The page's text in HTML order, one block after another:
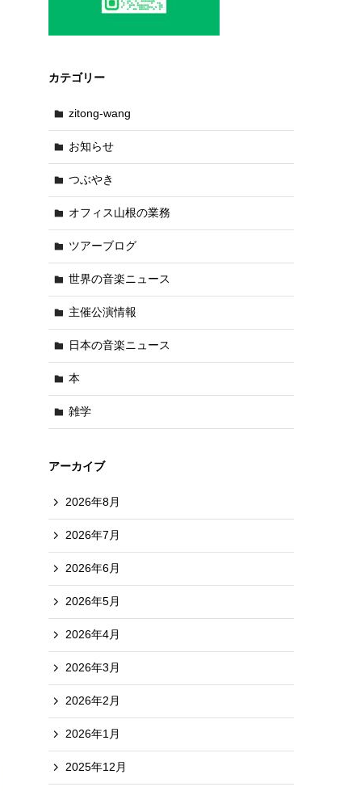
カテゴリー
zitong-wang
お知らせ
つぶやき
オフィス山根の業務
ツアーブログ
世界の音楽ニュース
主催公演情報
日本の音楽ニュース
本
雑学
アーカイブ
2026年8月
2026年7月
2026年6月
2026年5月
2026年4月
2026年3月
2026年2月
2026年1月
2025年12月